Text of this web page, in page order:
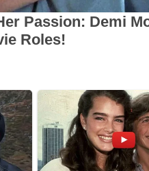
KËSHILLA & IDE
Pse Nuk Duhet të Përdorni